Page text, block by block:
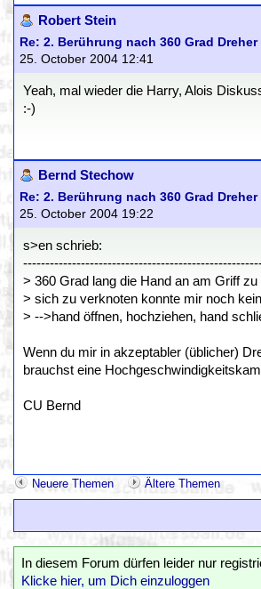
Robert Stein
Re: 2. Berührung nach 360 Grad Dreher
25. October 2004 12:41
Yeah, mal wieder die Harry, Alois
:-)
Bernd Stechow
Re: 2. Berührung nach 360 Grad Dreher
25. October 2004 19:22
s>en schrieb:
> 360 Grad lang die Hand an am Griff
> sich zu verknoten konnte mir noch
> -->hand öffnen, hochziehen, hand
Wenn du mir in akzeptabler (üblicher)
brauchst eine
CU Bernd
Neuere Themen Ältere Themen
In diesem Forum dürfen leider nur
Klicke hier, um Dich einzuloggen